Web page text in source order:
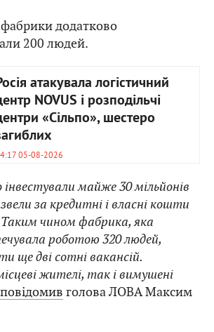
додатково
200 людей.
атакувала логістичний
NOVUS і розподільчі
«Сільпо», шестеро
05-08-2026
майже 30 мільйонів
за кредитні і власні кошти
чином фабрика, яка
роботою 320 людей,
ще дві сотні вакансій.
жителі, так і вимушені
повідомив голова ЛОВА Максим